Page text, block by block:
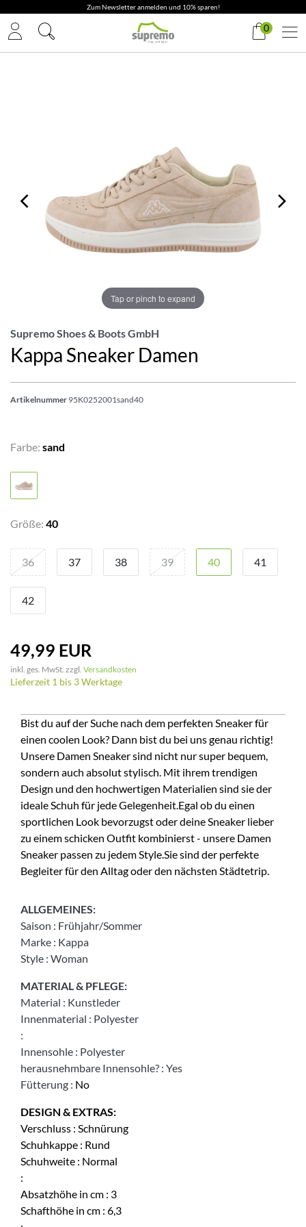
Zum Newsletter anmelden und 10% sparen!
0
Tap or pinch to expand
Supremo Shoes & Boots GmbH
Kappa Sneaker Damen
Artikelnummer 95K0252001sand40
Farbe: sand
Größe: 40
36 37 38 39 40 41
42
49,99 EUR
inkl. ges. MwSt. zzgl. Versandkosten
Lieferzeit 1 bis 3 Werktage
Bist du auf der Suche nach dem perfekten Sneaker für
einen coolen Look? Dann bist du bei uns genau richtig!
Unsere Damen Sneaker sind nicht nur super bequem,
sondern auch absolut stylisch. Mit ihrem trendigen
Design und den hochwertigen Materialien sind sie der
ideale Schuh für jede Gelegenheit.Egal ob du einen
sportlichen Look bevorzugst oder deine Sneaker lieber
zu einem schicken Outfit kombinierst - unsere Damen
Sneaker passen zu jedem Style.Sie sind der perfekte
Begleiter für den Alltag oder den nächsten Städtetrip.
ALLGEMEINES:
Saison : Frühjahr/Sommer
Marke : Kappa
Style : Woman
MATERIAL & PFLEGE:
Material : Kunstleder
Innenmaterial : Polyester
:
Innensohle : Polyester
herausnehmbare Innensohle? : Yes
Fütterung : No
DESIGN & EXTRAS:
Verschluss : Schnürung
Schuhkappe : Rund
Schuhweite : Normal
:
Absatzhöhe in cm : 3
Schafthöhe in cm : 6,3